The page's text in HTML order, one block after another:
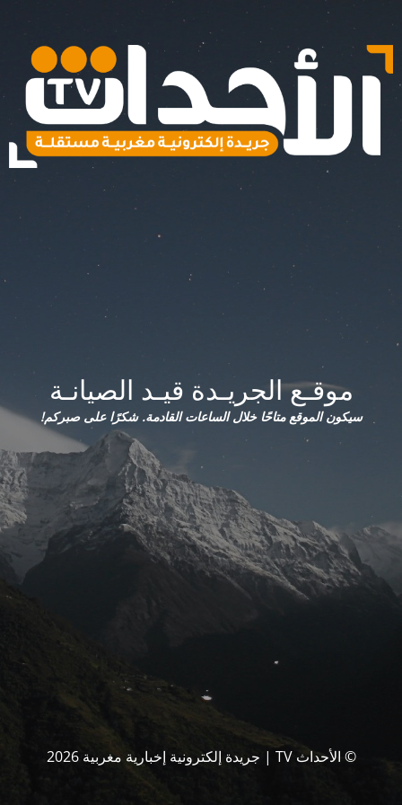
موقـع الجريـدة قيـد الصيانـة
سيكون الموقع متاحًا خلال الساعات القادمة. شكرًا على صبركم!
© الأحداث TV | جريدة إلكترونية إخبارية مغربية 2026